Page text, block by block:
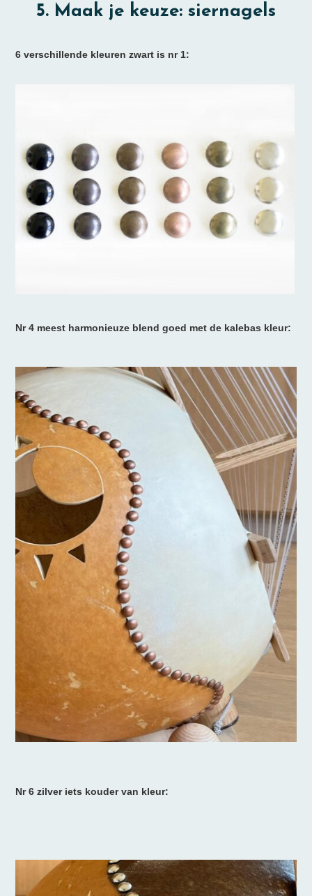
5. Maak je keuze: siernagels
6 verschillende kleuren zwart is nr 1:
Nr 4 meest harmonieuze blend goed met de kalebas kleur:
Nr 6 zilver iets kouder van kleur: